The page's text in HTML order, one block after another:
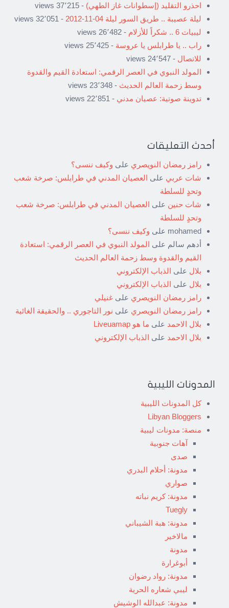
احذرو التقليد (إسطوانات غاز الطهي) - 37٬215 views
ليلة عصيبة .. طريق السور ليلة 04-11-2012
- 32٬051 views
ليبيات 6 .. شكراً للأزلام
- 26٬482 views
راب .. يا طرابلس يا عروسة - 25٬425 views
للاتصال - 24٬547 views
المولد النبوي في العصر الرقمي: استعادة القيم والقدوة
وسط زحمة العالم الحديث - 23٬348 views
تدوينة صوتية: عصيان مدني - 22٬851 views
أحدث التعليقات
رامز رمضان النويصري على وكيف ننسى؟
شات عربي على العصيان المدني في طرابلس: صرخة شعب
وتحدٍ للسلطة
شات حنين على العصيان المدني في طرابلس: صرخة شعب
وتحدٍ للسلطة
mohamed على وكيف ننسى؟
أدهم سالم على المولد النبوي في العصر الرقمي: استعادة
القيم والقدوة وسط زحمة العالم الحديث
بلال على الذباب الإلكتروني
بلال على الذباب الإلكتروني
رامز رمضان النويصري على غنيلي
رامز رمضان النويصري على نور التاجوري .. والحقيقة الغائبة
بلال الاحمد على ما هو Liveuamap
بلال الاحمد على الذباب الإلكتروني
المدونات الليبية
كل المدونات الليبية
Libyan Bloggers
منصة: مدونات ليبية
آهات جنوبية
صدى
مدونة: أحلام البدري
صواري
مدونة: كريم نباته
Tuegly
مدونة: هبة الشيباني
مالاخير
مدونة
أبوغرارة
مدونة: رواد رضوان
ليبي شعاره الحرية
مدونة: عبدالله الوشيش